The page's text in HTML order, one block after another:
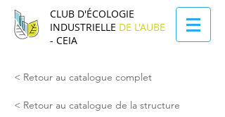
CLUB D'ÉCOLOGIE
INDUSTRIELLE DE L'AUBE
- CEIA
< Retour au catalogue complet
< Retour au catalogue de la structure